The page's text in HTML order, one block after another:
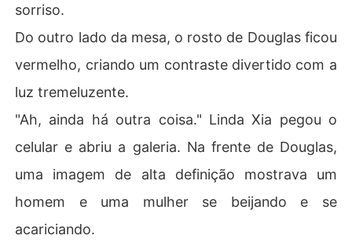
sorriso.
Do outro lado da mesa, o rosto de Douglas ficou
vermelho, criando um contraste divertido com a
luz tremeluzente.
"Ah, ainda há outra coisa." Linda Xia pegou o
celular e abriu a galeria. Na frente de Douglas,
uma imagem de alta definição mostrava um
homem e uma mulher se beijando e se
acariciando.